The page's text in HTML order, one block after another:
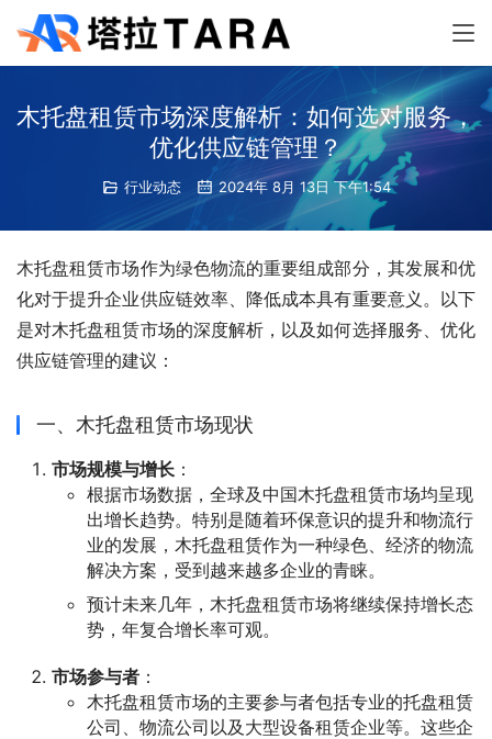
木托盘租赁市场深度解析：如何选对服务，
优化供应链管理？
行业动态 2024年 8月 13日 下午1:54
木托盘租赁市场作为绿色物流的重要组成部分，其发展和优
化对于提升企业供应链效率、降低成本具有重要意义。以下
是对木托盘租赁市场的深度解析，以及如何选择服务、优化
供应链管理的建议：
一、木托盘租赁市场现状
市场规模与增长 ：
根据市场数据，全球及中国木托盘租赁市场均呈现
出增长趋势。特别是随着环保意识的提升和物流行
业的发展，木托盘租赁作为一种绿色、经济的物流
解决方案，受到越来越多企业的青睐。
预计未来几年，木托盘租赁市场将继续保持增长态
势，年复合增长率可观。
市场参与者 ：
木托盘租赁市场的主要参与者包括专业的托盘租赁
公司、物流公司以及大型设备租赁企业等。这些企